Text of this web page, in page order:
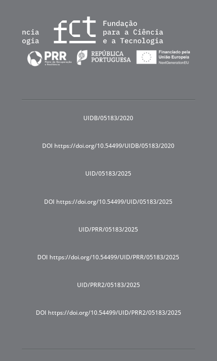
UIDB/05183/2020
DOI https://doi.org/10.54499/UIDB/05183/2020
UID/05183/2025
DOI https://doi.org/10.54499/UID/05183/2025
UID/PRR/05183/2025
DOI https://doi.org/10.54499/UID/PRR/05183/2025
UID/PRR2/05183/2025
DOI https://doi.org/10.54499/UID/PRR2/05183/2025